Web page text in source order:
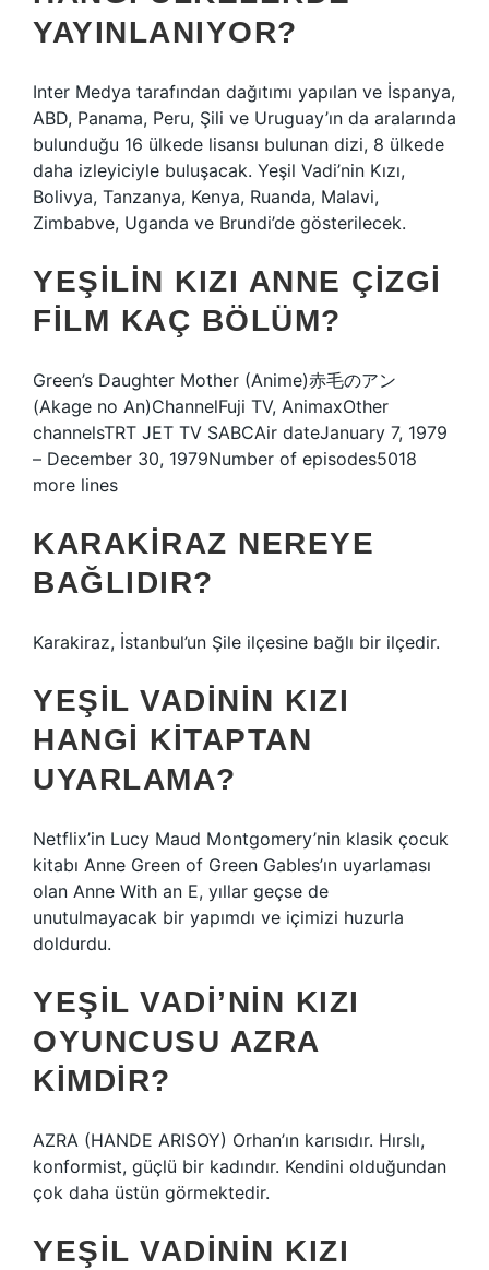
YAYINLANIYOR?
Inter Medya tarafından dağıtımı yapılan ve İspanya,
ABD, Panama, Peru, Şili ve Uruguay’ın da aralarında
bulunduğu 16 ülkede lisansı bulunan dizi, 8 ülkede
daha izleyiciyle buluşacak. Yeşil Vadi’nin Kızı,
Bolivya, Tanzanya, Kenya, Ruanda, Malavi,
Zimbabve, Uganda ve Brundi’de gösterilecek.
YEŞILIN KIZI ANNE ÇIZGI
FILM KAÇ BÖLÜM?
Green’s Daughter Mother (Anime)赤毛のアン
(Akage no An)ChannelFuji TV, AnimaxOther
channelsTRT JET TV SABCAir dateJanuary 7, 1979
– December 30, 1979Number of episodes5018
more lines
KARAKIRAZ NEREYE
BAĞLIDIR?
Karakiraz, İstanbul’un Şile ilçesine bağlı bir ilçedir.
YEŞIL VADININ KIZI
HANGI KITAPTAN
UYARLAMA?
Netflix’in Lucy Maud Montgomery’nin klasik çocuk
kitabı Anne Green of Green Gables’ın uyarlaması
olan Anne With an E, yıllar geçse de
unutulmayacak bir yapımdı ve içimizi huzurla
doldurdu.
YEŞIL VADI’NIN KIZI
OYUNCUSU AZRA
KIMDIR?
AZRA (HANDE ARISOY) Orhan’ın karısıdır. Hırslı,
konformist, güçlü bir kadındır. Kendini olduğundan
çok daha üstün görmektedir.
YEŞIL VADININ KIZI